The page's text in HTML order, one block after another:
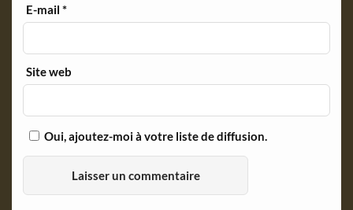
E-mail*
Site web
Oui, ajoutez-moi à votre liste de diffusion.